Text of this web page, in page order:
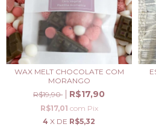
WAX MELT CHOCOLATE COM
MORANGO
R$19,90
R$17,90
R$17,01 com Pix
4 X DE R$5,32